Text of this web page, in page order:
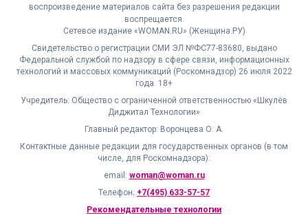
воспроизведение материалов сайта без разрешения редакции
воспрещается.
Сетевое издание «WOMAN.RU» (Женщина.РУ)
Свидетельство о регистрации СМИ ЭЛ №ФС77-83680, выдано
Федеральной службой по надзору в сфере связи, информационных
технологий и массовых коммуникаций (Роскомнадзор) 26 июля 2022
года. 18+
Учредитель: Общество с ограниченной ответственностью «Шкулёв
Диджитал Технологии»
Главный редактор: Воронцева О. А.
Контактные данные редакции для государственных органов (в том
числе, для Роскомнадзора):
email: woman@woman.ru
Телефон: +7(495) 633-57-57
Рекомендательные технологии